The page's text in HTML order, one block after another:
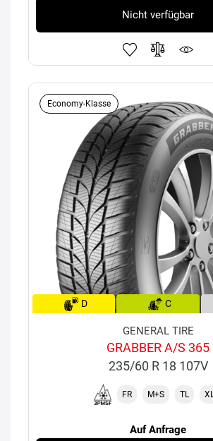
Nicht verfügbar
Economy-Klasse
D C
GENERAL TIRE
GRABBER A/S 365
235/60 R 18 107V
FR M+S TL XL
Auf Anfrage